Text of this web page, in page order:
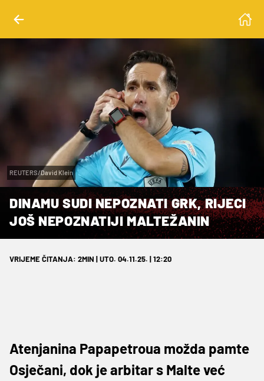
REUTERS/David Klein
DINAMU SUDI NEPOZNATI GRK, RIJECI
JOŠ NEPOZNATIJI MALTEŽANIN
VRIJEME ČITANJA: 2MIN | UTO. 04.11.25. | 12:20
Atenjanina Papapetroua možda pamte
Osječani, dok je arbitar s Malte već